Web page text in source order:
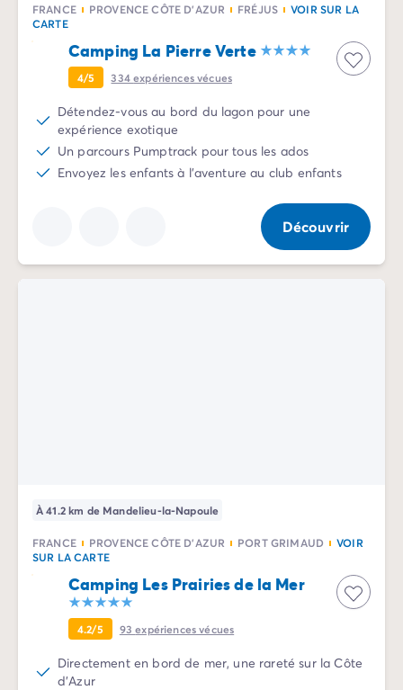
FRANCE PROVENCE CÔTE D'AZUR FRÉJUS
VOIR SUR LA
CARTE
Camping La Pierre Verte
4/5 334expériences vécues
Détendez-vous au bord du lagon pour une
expérience exotique
Un parcours Pumptrack pour tous les ados
Envoyez les enfants à l'aventure au club enfants
Découvrir
À 41.2 km de Mandelieu-la-Napoule
FRANCE PROVENCE CÔTE D'AZUR PORT GRIMAUD
VOIR
SUR LA CARTE
Camping Les Prairies de la Mer
4.2/5 93expériences vécues
Directement en bord de mer, une rareté sur la Côte
d'Azur